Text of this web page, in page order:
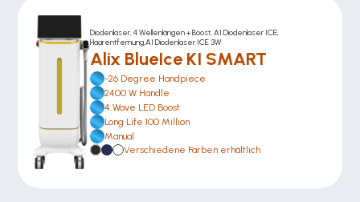
Diodenlaser, 4 Wellenlängen + Boost, AI Diodenlaser ICE,
Haarentfernung,AI Diodenlaser ICE 3W
Alix BlueIce KI SMART
-26 Degree Handpiece
2400 W Handle
4 Wave LED Boost
Long Life 100 Million
Manual
Verschiedene Farben erhältlich